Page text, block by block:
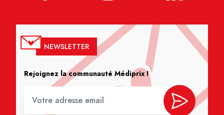
NEWSLETTER
Rejoignez la communauté Médiprix !